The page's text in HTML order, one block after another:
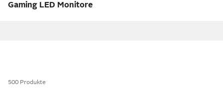
Gaming LED Monitore
500 Produkte